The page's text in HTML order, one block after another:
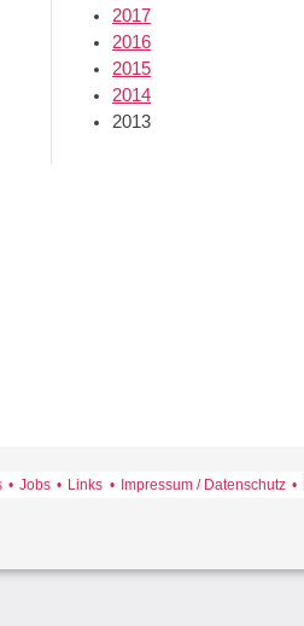
2017
2016
2015
2014
2013
Jobs Links Impressum / Datenschutz